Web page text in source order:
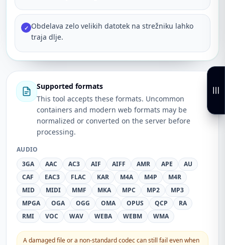
✓ Obdelava zelo velikih datotek na strežniku lahko
traja dlje.
Supported formats
This tool accepts these formats. Uncommon
containers and modern web formats may be
normalized or converted on the server before
processing.
AUDIO
3GA
AAC AC3 AIF AIFF AMR APE
AU
CAF
EAC3 FLAC KAR M4A M4P
M4R
MID
MIDI MMF MKA MPC MP2
MP3
MPGA
OGA OGG OMA OPUS QCP
RA
RMI
VOC WAV WEBA WEBM WMA
A damaged file or a non-standard codec can still fail even when